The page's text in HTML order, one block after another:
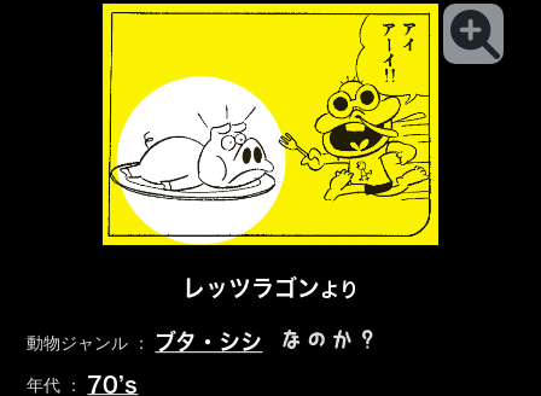
レッツラゴンより
動物ジャンル ： ブタ・シシ なのか？
年代 ： 70’s